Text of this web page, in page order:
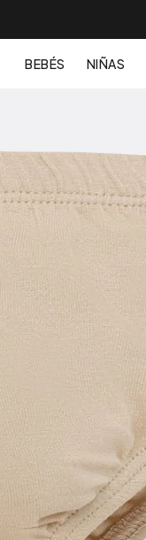
BEBÉS NIÑAS